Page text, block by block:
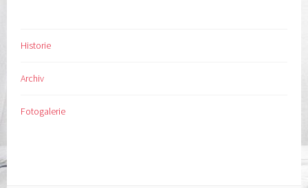
Historie
Archiv
Fotogalerie